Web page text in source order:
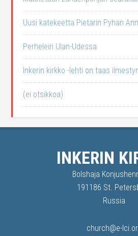
Uusi katekeetta Pietarin Pyhän
Perheleiri Ulan-Udessa
Inkerin kirkko -lehti on taas
(ei otsikkoa)
INKERIN
Bolshaja
191186 St.
Russia
church@e-